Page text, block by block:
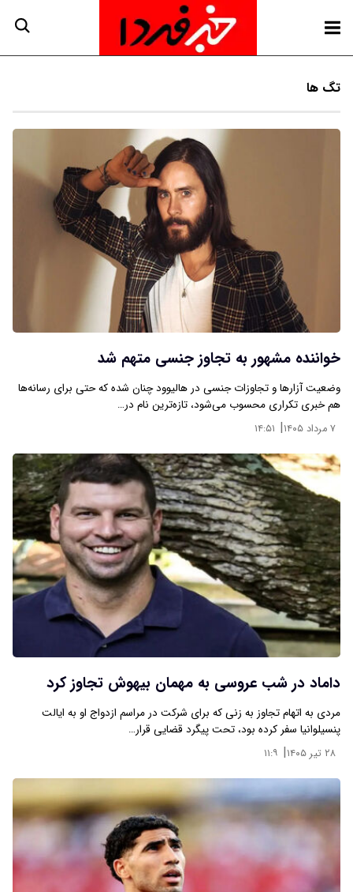
تگ ها
خواننده مشهور به تجاوز جنسی متهم شد
وضعیت آزارها و تجاوزات جنسی در هالیوود چنان شده که حتی برای رسانه‌ها
هم خبری تکراری محسوب می‌شود، تازه‌ترین نام در…
۷ مرداد ۱۴۰۵ | ۱۴:۵۱
داماد در شب عروسی به مهمان بیهوش تجاوز کرد
مردی به اتهام تجاوز به زنی که برای شرکت در مراسم ازدواج او به ایالت
پنسیلوانیا سفر کرده بود، تحت پیگرد قضایی قرار…
۲۸ تیر ۱۴۰۵ | ۱۱:۹